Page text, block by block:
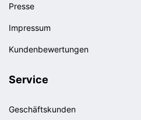
Presse
Impressum
Kundenbewertungen
Service
Geschäftskunden